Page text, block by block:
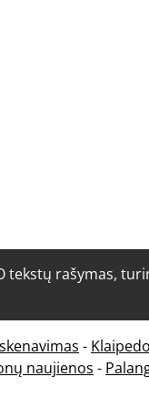
tekstų
-
naujienos -